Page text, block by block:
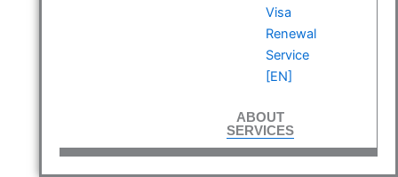
Visa
Renewal
Service
[EN]
ABOUT
SERVICES